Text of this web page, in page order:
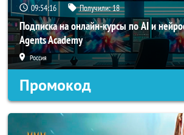
09:54:16 Получили:18
Подписка на онлайн-курсы по AI и
Agents Academy
Россия
Промокод